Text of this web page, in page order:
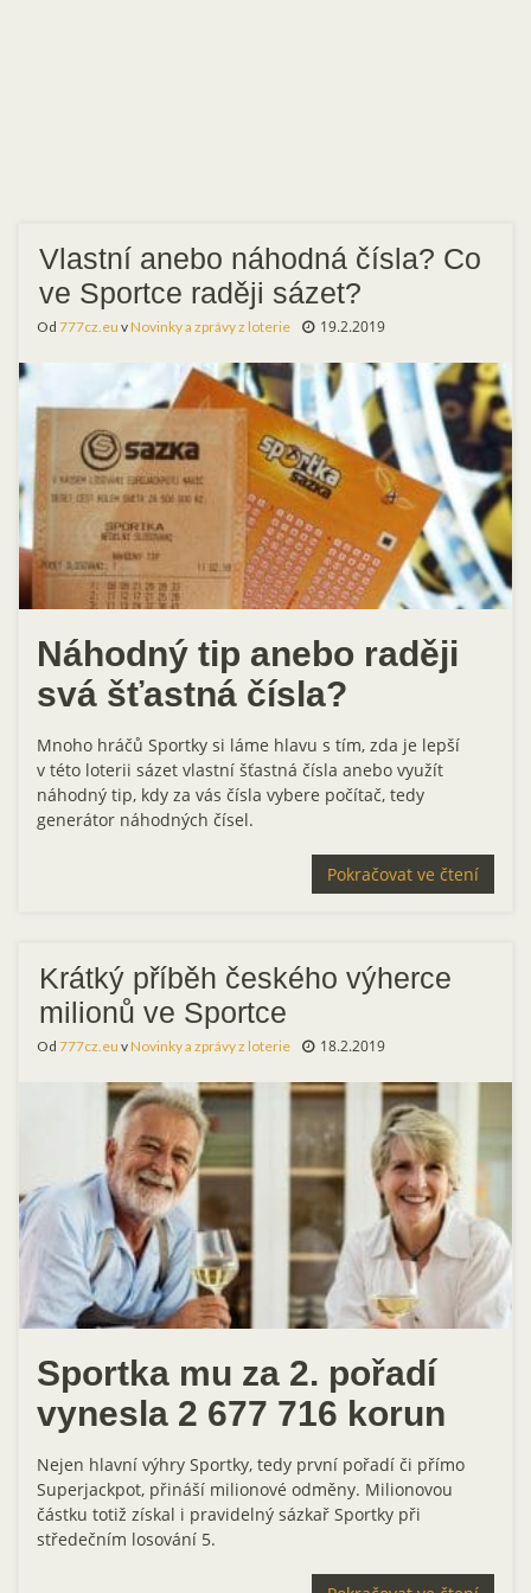
Vlastní anebo náhodná čísla? Co
ve Sportce raději sázet?
Od 777cz.eu vNovinky a zprávy z loterie 19.2.2019
Náhodný tip anebo raději
svá šťastná čísla?
Mnoho hráčů Sportky si láme hlavu s tím, zda je lepší
v této loterii sázet vlastní šťastná čísla anebo využít
náhodný tip, kdy za vás čísla vybere počítač, tedy
generátor náhodných čísel.
Pokračovat ve čtení
Krátký příběh českého výherce
milionů ve Sportce
Od 777cz.eu vNovinky a zprávy z loterie 18.2.2019
Sportka mu za 2. pořadí
vynesla 2 677 716 korun
Nejen hlavní výhry Sportky, tedy první pořadí či přímo
Superjackpot, přináší milionové odměny. Milionovou
částku totiž získal i pravidelný sázkař Sportky při
středečním losování 5.